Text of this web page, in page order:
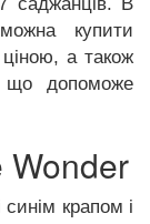
купити
а також
що допоможе
Wonder
синім крапом і